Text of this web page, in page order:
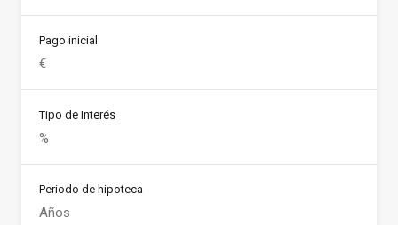
Pago inicial
Tipo de Interés
Periodo de hipoteca